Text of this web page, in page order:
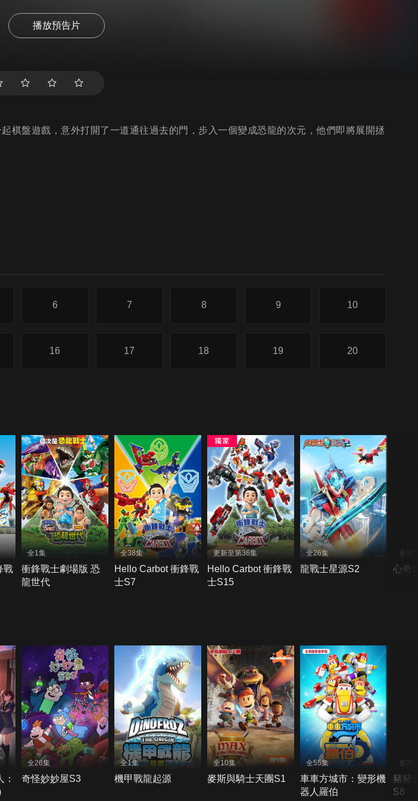
播放預告片
棋盤遊戲，意外打開了一道通往過去的門，步入一個變成恐龍的次元，他們即將展開拯
6 7 8 9 10
16 17 18 19 20
戰
全1集
衝鋒戰士劇場版 恐
龍世代
全38集
Hello Carbot 衝鋒戰
士S7
更新至第36集
Hello Carbot 衝鋒戰
士S15
全26集
龍戰士星源S2
全30
心奇
全26集
奇怪妙妙屋S3
全1集
機甲戰龍起源
全10集
麥斯與騎士天團S1
全55集
車車方城市：變形機
器人羅伯
全26
豬豬
S8